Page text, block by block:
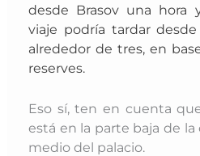
desde Brasov una hora
viaje podría tardar
alrededor de tres, en
reserves.
Eso sí, ten en cuenta
está en la parte baja de
medio del palacio.